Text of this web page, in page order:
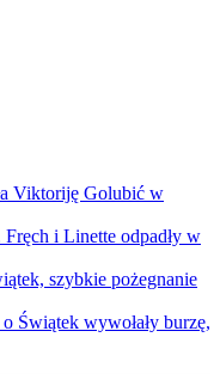
Viktoriję Golubić w
i Linette odpadły w
szybkie pożegnanie
Świątek wywołały burzę,